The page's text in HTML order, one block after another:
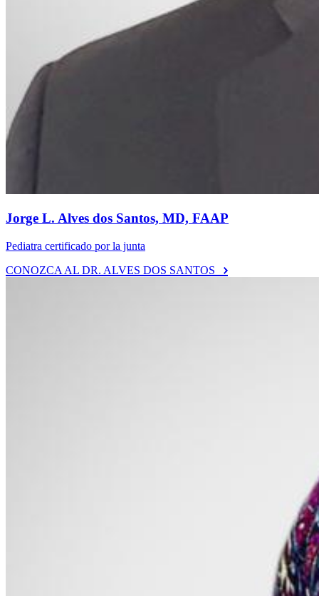
Jorge L. Alves dos Santos, MD, FAAP
Pediatra certificado por la junta
CONOZCA AL DR. ALVES DOS SANTOS